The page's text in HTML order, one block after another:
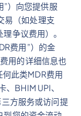
”）向您提供服
易（如处理支
争议费用）。
费用”）的金
用的详细信息也
此类MDR费用
BHIM UPI、
方服务或访问提